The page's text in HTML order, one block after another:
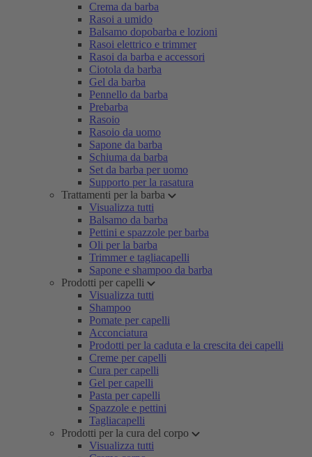
Crema da barba
Rasoi a umido
Balsamo dopobarba e lozioni
Rasoi elettrico e trimmer
Rasoi da barba e accessori
Ciotola da barba
Gel da barba
Pennello da barba
Prebarba
Rasoio
Rasoio da uomo
Sapone da barba
Schiuma da barba
Set da barba per uomo
Supporto per la rasatura
Trattamenti per la barba
Visualizza tutti
Balsamo da barba
Pettini e spazzole per barba
Oli per la barba
Trimmer e tagliacapelli
Sapone e shampoo da barba
Prodotti per capelli
Visualizza tutti
Shampoo
Pomate per capelli
Acconciatura
Prodotti per la caduta e la crescita dei capelli
Creme per capelli
Cura per capelli
Gel per capelli
Pasta per capelli
Spazzole e pettini
Tagliacapelli
Prodotti per la cura del corpo
Visualizza tutti